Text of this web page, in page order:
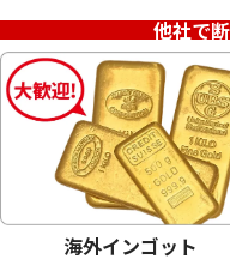
他社で
海外インゴット